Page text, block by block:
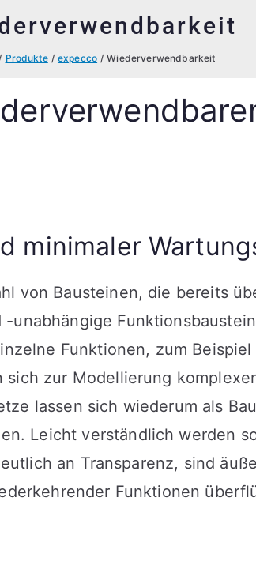
Produkte expecco Wiederverwendbarkeit
minimaler
von Bausteinen, die bereits
unabhängige
Funktionen, zum
zur Modellierung
lassen sich wiederum als
Leicht verständlich werden
an Transparenz, sind
Funktionen